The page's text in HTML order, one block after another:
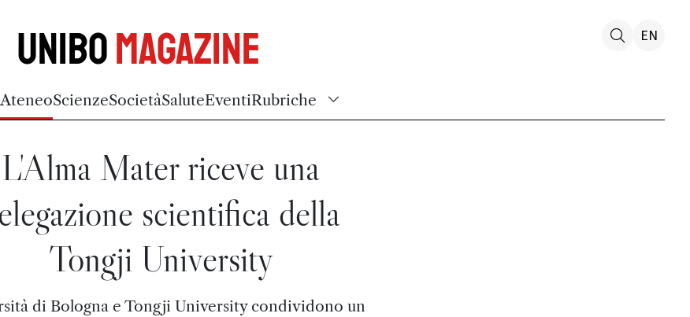
UniboMagazine
ScienzeSocietàSaluteEventiRubriche
EN
L'Alma Mater riceve una
scientifica della
Tongji University
di Bologna e Tongji University condividono un